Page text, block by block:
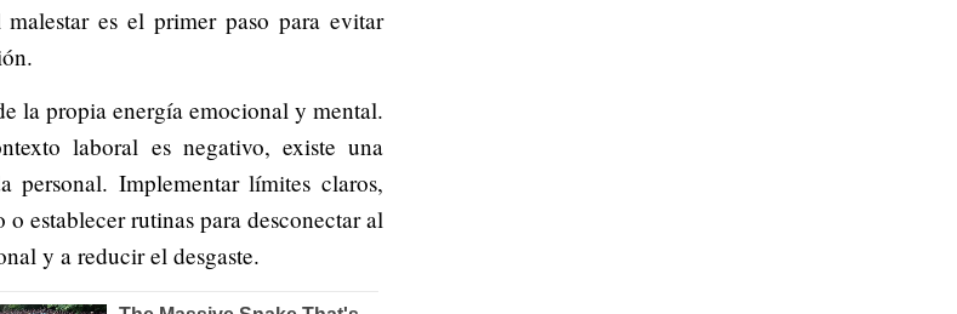
es el primer paso para evitar
la propia energía emocional y mental.
laboral es negativo, existe una
Implementar límites claros,
establecer rutinas para desconectar al
y a reducir el desgaste.